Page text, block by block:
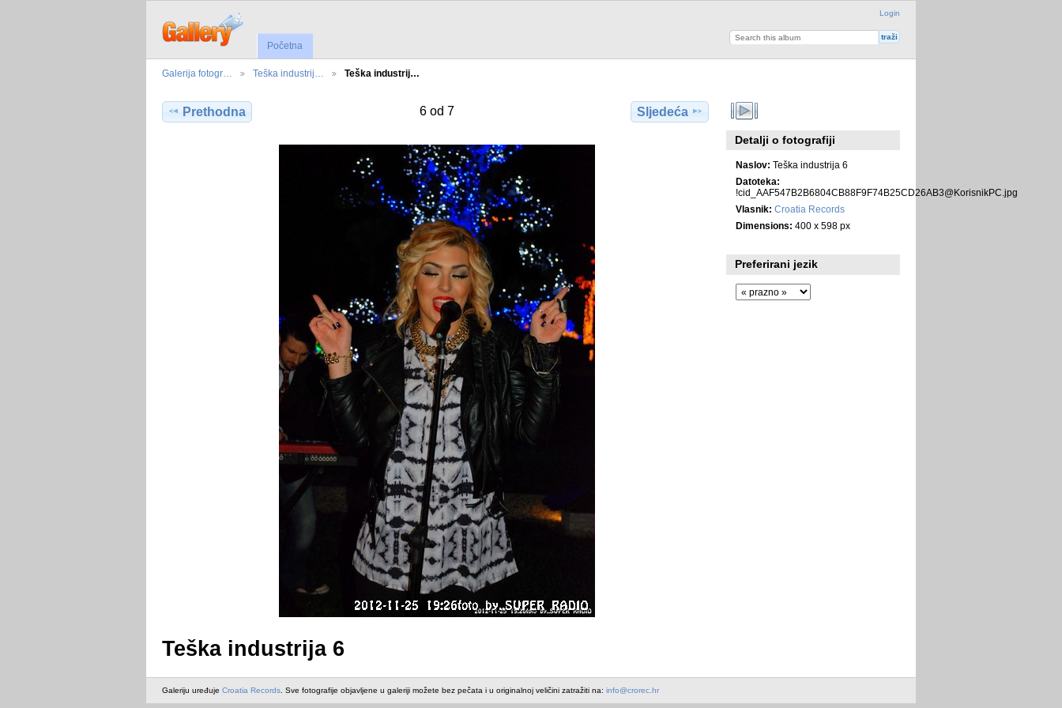
Login
Početna
Galerija fotogr… Teška industrij… Teška industrij…
Prethodna 6 od 7 Sljedeća
Teška industrija 6
Detalji o fotografiji
Naslov: Teška industrija 6
Datoteka:
!cid_AAF547B2B6804CB88F9F74B25CD26AB3@KorisnikPC.jpg
Vlasnik: Croatia Records
Dimensions: 400 x 598 px
Preferirani jezik
Galeriju uređuje Croatia Records . Sve fotografije objavljene u galeriji možete bez pečata i u originalnoj veličini zatražiti na: info@crorec.hr